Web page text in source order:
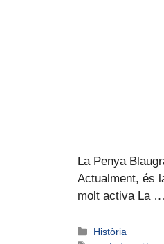
La Penya
Actualment, és
molt activa La …
Història